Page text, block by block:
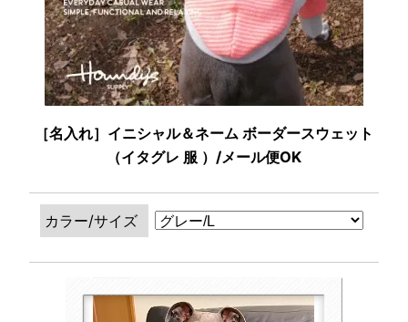
［名入れ］イニシャル＆ネーム ボーダースウェット
（イタグレ 服 ）/メール便OK
カラー/サイズ